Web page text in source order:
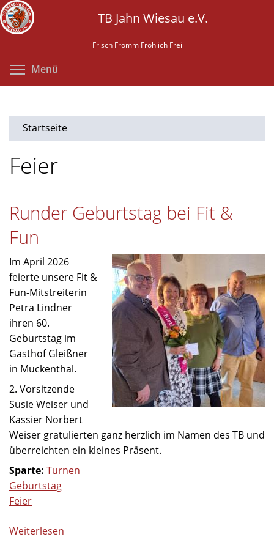
Direkt
zum
Inhalt
TB Jahn Wiesau e.V.
Frisch Fromm Fröhlich Frei
Menü
Startseite
Feier
Runder Geburtstag bei Fit &
Fun
Im April 2026
feierte unsere Fit &
Fun-Mitstreiterin
Petra Lindner
ihren 60.
Geburtstag im
Gasthof Gleißner
in Muckenthal.
2. Vorsitzende
Susie Weiser und
Kassier Norbert
Weiser gratulierten ganz herzlich im Namen des TB und
überreichten ein kleines Präsent.
Sparte: Turnen
Geburtstag
Feier
Weiterlesen